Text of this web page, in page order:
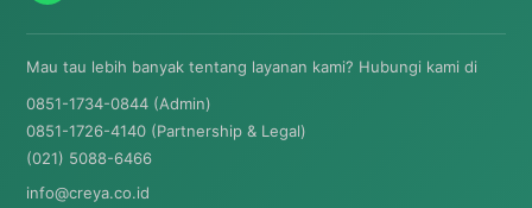
Mau tau lebih banyak tentang layanan kami? Hubungi kami di
0851-1734-0844 (Admin)
0851-1726-4140 (Partnership & Legal)
(021) 5088-6466
info@creya.co.id